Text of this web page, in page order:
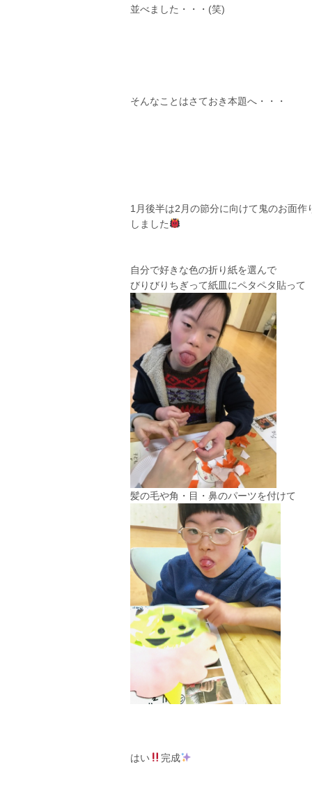
並べました・・・(笑)
そんなことはさておき本題へ・・・
1月後半は2月の節分に向けて鬼のお面作
しました
自分で好きな色の折り紙を選んで
びりびりちぎって紙皿にペタペタ貼って
髪の毛や角・目・鼻のパーツを付けて
はい 完成